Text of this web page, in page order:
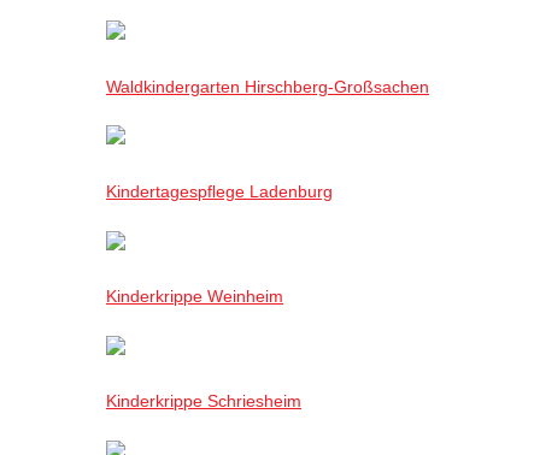
Waldkindergarten Hirschberg-Großsachen
Kindertagespflege Ladenburg
Kinderkrippe Weinheim
Kinderkrippe Schriesheim